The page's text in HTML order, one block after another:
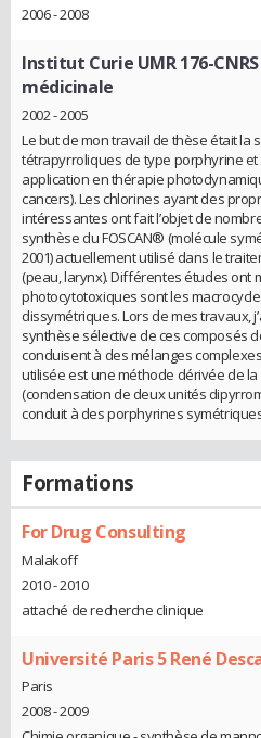
2006 - 2008
Institut Curie UMR 176-CNRS
médicinale
2002 - 2005
Le but de mon travail de thèse était la
tétrapyrroliques de type porphyrine
application en thérapie
cancers). Les chlorines ayant des
intéressantes ont fait l’objet de
synthèse du FOSCAN® (molécule
2001) actuellement utilisé dans le
(peau, larynx). Différentes études ont
photocytotoxiques sont les
dissymétriques. Lors de mes travaux,
synthèse sélective de ces composés
conduisent à des mélanges
utilisée est une méthode dérivée de la
(condensation de deux unités
conduit à des porphyrines
Formations
For Drug Consulting
Malakoff
2010 - 2010
attaché de recherche clinique
Université Paris 5 René
Paris
2008 - 2009